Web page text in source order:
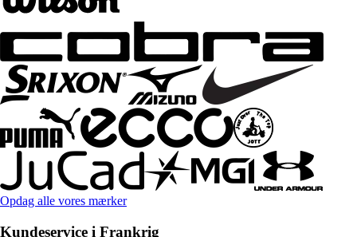
Opdag alle vores mærker
Kundeservice i Frankrig